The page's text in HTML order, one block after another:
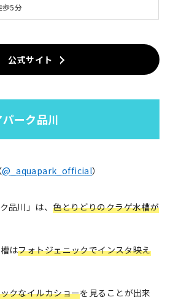
歩5分
公式サイト
ーク品川
@_aquapark_official）
品川」は、色とりどりのクラゲ水槽が
はフォトジェニックでインスタ映え
クなイルカショーを見ることが出来